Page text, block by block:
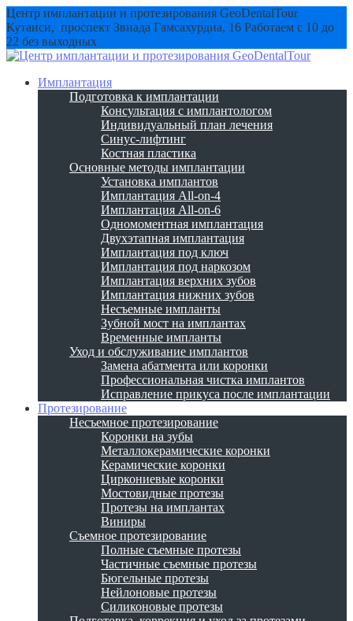
Центр имплантации и протезирования GeoDentalTour
Кутаиси, проспект Звиада Гамсахурдиа, 16 Работаем с 10 до
22 без выходных
Имплантация
Подготовка к имплантации
Консультация с имплантологом
Индивидуальный план лечения
Синус-лифтинг
Костная пластика
Основные методы имплантации
Установка имплантов
Имплантация All-on-4
Имплантация All-on-6
Одномоментная имплантация
Двухэтапная имплантация
Имплантация под ключ
Имплантация под наркозом
Имплантация верхних зубов
Имплантация нижних зубов
Несъемные импланты
Зубной мост на имплантах
Временные импланты
Уход и обслуживание имплантов
Замена абатмента или коронки
Профессиональная чистка имплантов
Исправление прикуса после имплантации
Протезирование
Несъемное протезирование
Коронки на зубы
Металлокерамические коронки
Керамические коронки
Циркониевые коронки
Мостовидные протезы
Протезы на имплантах
Виниры
Съемное протезирование
Полные съемные протезы
Частичные съемные протезы
Бюгельные протезы
Нейлоновые протезы
Силиконовые протезы